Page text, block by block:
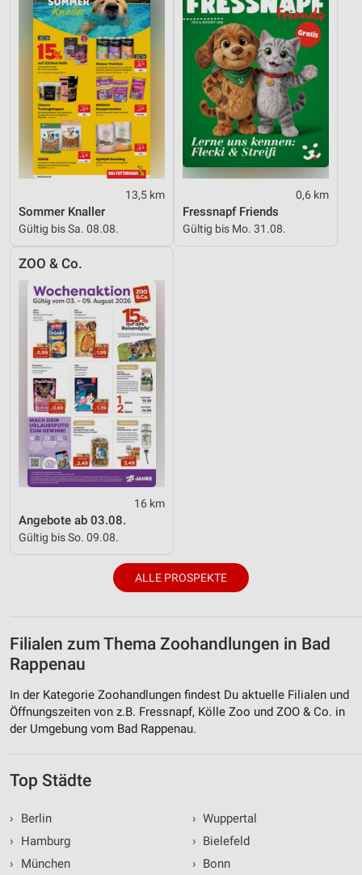
13,5 km
Sommer Knaller
Gültig bis Sa. 08.08.
0,6 km
Fressnapf Friends
Gültig bis Mo. 31.08.
ZOO & Co.
16 km
Angebote ab 03.08.
Gültig bis So. 09.08.
ALLE PROSPEKTE
Filialen zum Thema Zoohandlungen in Bad
Rappenau
In der Kategorie Zoohandlungen findest Du aktuelle Filialen und
Öffnungszeiten von z.B. Fressnapf, Kölle Zoo und ZOO & Co. in
der Umgebung vom Bad Rappenau.
Top Städte
›
Berlin
›
Hamburg
›
München
› Wuppertal
› Bielefeld
› Bonn
Werbung